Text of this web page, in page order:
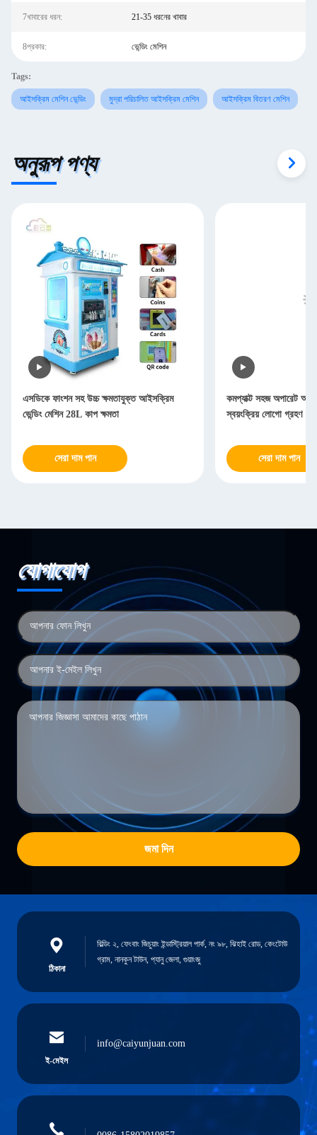
7খাবারের ধরন: 21-35 ধরনের খাবার
8প্রকার: ভেন্ডিং মেশিন
Tags:
আইসক্রিম মেশিন ভেন্ডিং মুদ্রা পরিচালিত আইসক্রিম মেশিন আইসক্রিম বিতরণ মেশিন
অনুরূপ পণ্য
এসডিকে ফাংশন সহ উচ্চ ক্ষমতাযুক্ত আইসক্রিম
ভেন্ডিং মেশিন 28L কাপ ক্ষমতা
সেরা দাম পান
কমপ্যাক্ট সহজ অপারেট
স্বয়ংক্রিয় লোগো গ্রহণ
সেরা দাম পান
যোগাযোগ
জমা দিন
ঠিকানা
বিল্ডিং ২, ফেংবাং জিচুয়াং ইন্ডাস্ট্রিয়াল পার্ক, নং ৯৮, ঝিহাই রোড, কেংটোউ
গ্রাম, নানকুন টাউন, প্যানু জেলা, গুয়াংজু
ই-মেইল
info@caiyunjuan.com